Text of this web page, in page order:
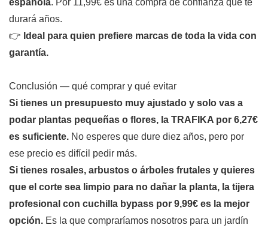
durará años.
👉 Ideal para quien prefiere marcas de toda la vida con
garantía.
Conclusión — qué comprar y qué evitar
Si tienes un presupuesto muy ajustado y solo vas a
podar plantas pequeñas o flores, la TRAFIKA por 6,27€
es suficiente. No esperes que dure diez años, pero por
ese precio es difícil pedir más.
Si tienes rosales, arbustos o árboles frutales y quieres
que el corte sea limpio para no dañar la planta, la tijera
profesional con cuchilla bypass por 9,99€ es la mejor
opción. Es la que compraríamos nosotros para un jardín